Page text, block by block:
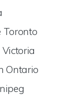
Toronto
Ontario